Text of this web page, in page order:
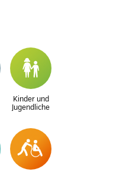
Kinder und
Jugendliche